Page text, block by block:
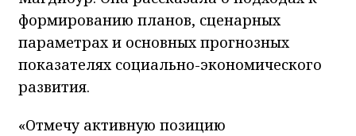
формированию планов, сценарных
параметрах и основных прогнозных
показателях социально-экономического
развития.
«Отмечу активную позицию